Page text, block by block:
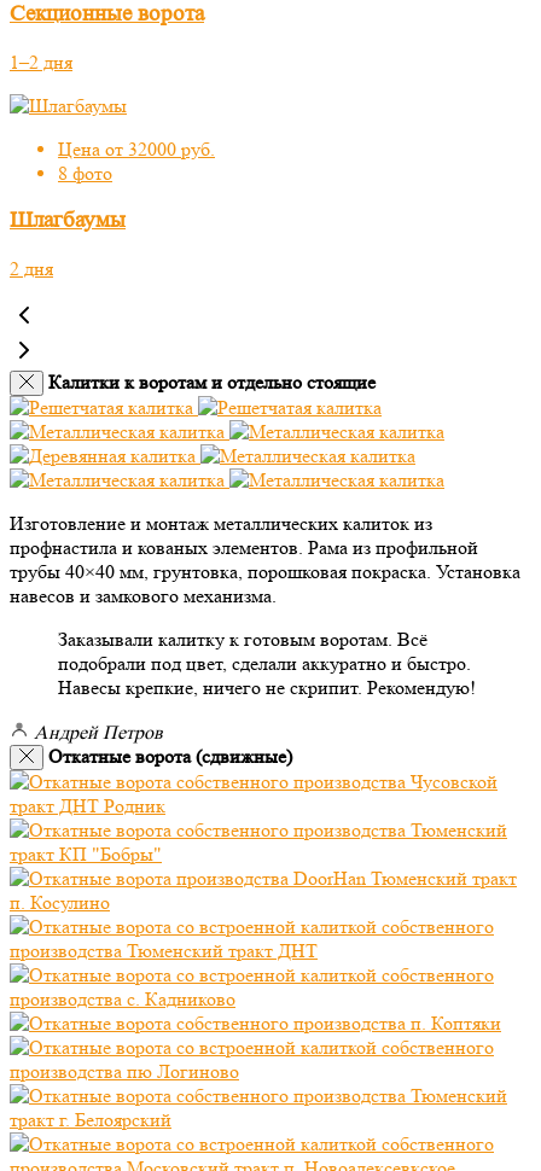
Секционные ворота
1–2 дня
Цена от 32000 руб.
8 фото
Шлагбаумы
2 дня
Калитки к воротам и отдельно стоящие
Изготовление и монтаж металлических калиток из
профнастила и кованых элементов. Рама из профильной
трубы 40×40 мм, грунтовка, порошковая покраска. Установка
навесов и замкового механизма.
Заказывали калитку к готовым воротам. Всё
подобрали под цвет, сделали аккуратно и быстро.
Навесы крепкие, ничего не скрипит. Рекомендую!
Андрей Петров
Откатные ворота (сдвижные)